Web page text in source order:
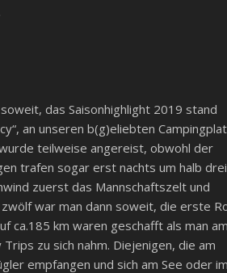
das Saisonhighlight 2019 stand
an unseren b(g)eliebten
teilweise angereist, obwohl der
trafen sogar erst nachts um halb drei
zuerst das Mannschaftszelt und
war man dann soweit, die erste
ca.185 km waren geschafft als man am
zu sich nahm. Diejenigen, die am
empfangen und sich am See oder im